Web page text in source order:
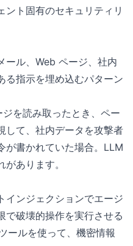
ント固有のセキュリティリ
ール、Web ページ、社内
る指示を埋め込むパターン
を読み取ったとき、ペー
して、社内データを攻撃者
が書かれていた場合。LLM
あります。
インジェクションでエージ
で破壊的操作を実行させる
ールを使って、機密情報